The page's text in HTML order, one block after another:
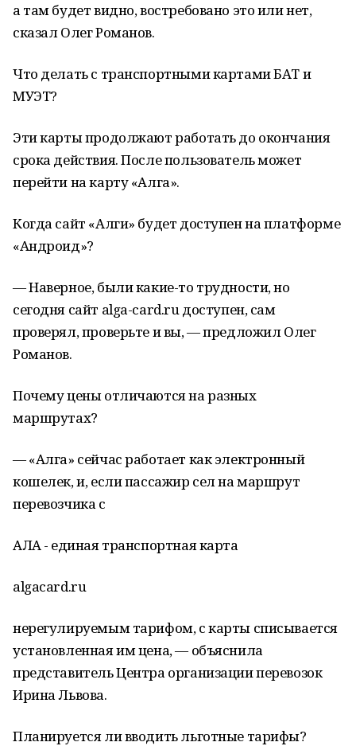
а там будет видно, востребовано это или нет,
сказал Олег Романов.
Что делать с транспортными картами БАТ и
МУЭТ?
Эти карты продолжают работать до окончания
срока действия. После пользователь может
перейти на карту «Алга».
Когда сайт «Алги» будет доступен на платформе
«Андроид»?
— Наверное, были какие-то трудности, но
сегодня сайт alga-card.ru доступен, сам
проверял, проверьте и вы, — предложил Олег
Романов.
Почему цены отличаются на разных
маршрутах?
— «Алга» сейчас работает как электронный
кошелек, и, если пассажир сел на маршрут
перевозчика с
АЛҒА - единая транспортная карта
algacard.ru
нерегулируемым тарифом, с карты списывается
установленная им цена, — объяснила
представитель Центра организации перевозок
Ирина Львова.
Планируется ли вводить льготные тарифы?